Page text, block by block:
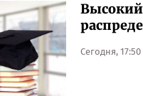
Высокий
Сегодня, 17:50